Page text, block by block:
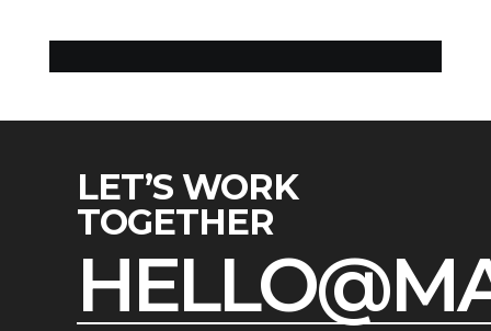
OUR WORK
LET’S WORK
TOGETHER